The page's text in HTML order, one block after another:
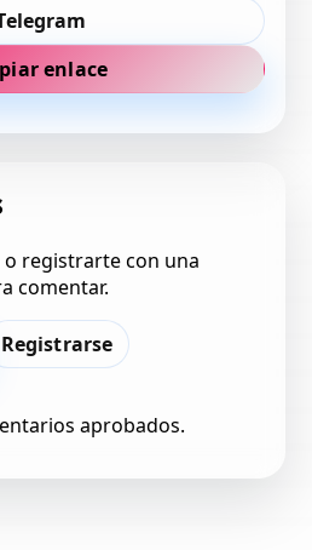
enlace
o registrarte con una
comentar.
Registrarse
aprobados.